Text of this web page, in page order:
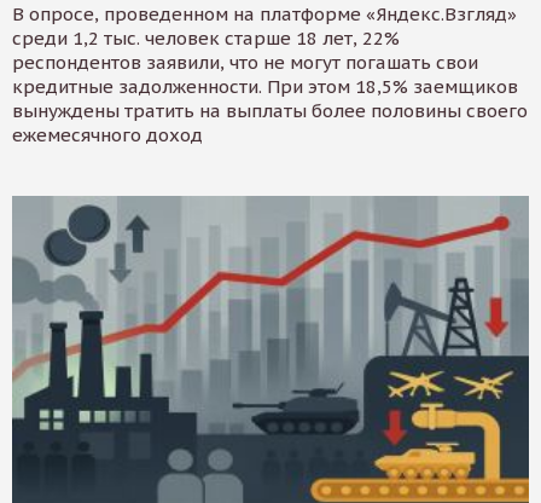
В опросе, проведенном на платформе «Яндекс.Взгляд»
среди 1,2 тыс. человек старше 18 лет, 22%
респондентов заявили, что не могут погашать свои
кредитные задолженности. При этом 18,5% заемщиков
вынуждены тратить на выплаты более половины своего
ежемесячного доход